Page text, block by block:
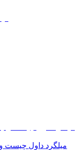
میلگرد داول چیست